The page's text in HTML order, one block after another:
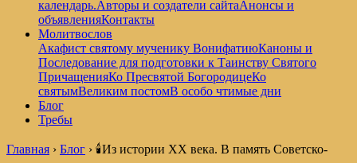
календарь.Авторы и создатели сайтаАнонсы и
объявленияКонтакты
Молитвослов
Акафист святому мученику ВонифатиюКаноны и
Последование для подготовки к Таинству Святого
ПричащенияКо Пресвятой БогородицеКо
святымВеликим постомВ особо чтимые дни
Блог
Требы
Главная › Блог › 🕯️Из истории XX века. В память Советско-